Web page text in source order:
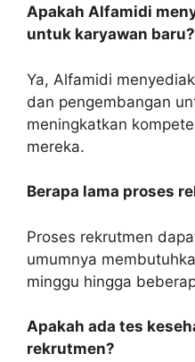
Apakah Alfamidi
untuk karyawan baru?
Ya, Alfamidi
dan pengembangan
meningkatkan
mereka.
Berapa lama proses
Proses rekrutmen
umumnya
minggu hingga
Apakah ada tes
rekrutmen?